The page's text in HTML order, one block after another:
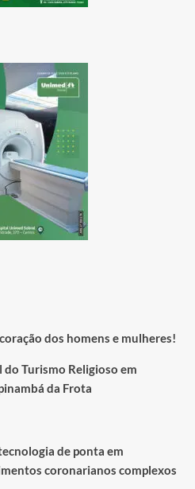
dos homens e mulheres!
Turismo Religioso em
da Frota
de ponta em
coronarianos complexos